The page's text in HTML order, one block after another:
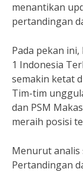
menantikan
pertandingan
Pada pekan
1 Indonesia
semakin ketat
Tim-tim
dan PSM
meraih posisi
Menurut analis
Pertandingan